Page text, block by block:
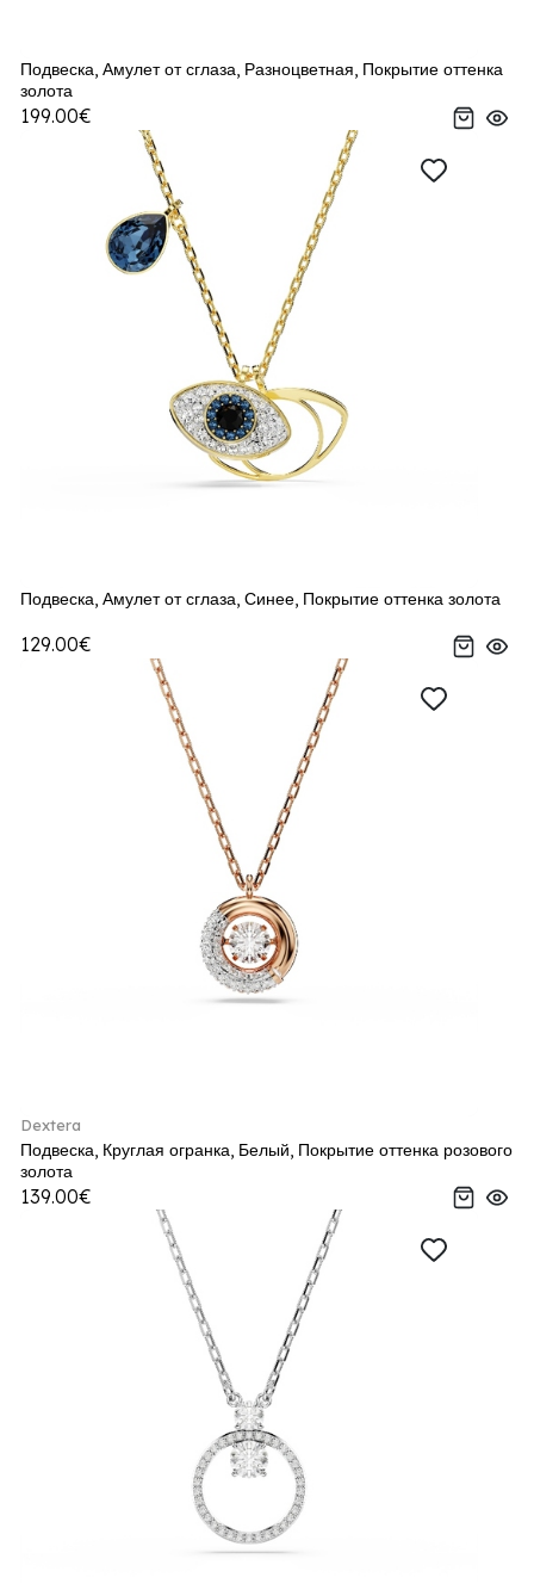
Подвеска, Амулет от сглаза, Разноцветная, Покрытие оттенка
золота
199.00€
Подвеска, Амулет от сглаза, Синее, Покрытие оттенка золота
129.00€
Dextera
Подвеска, Круглая огранка, Белый, Покрытие оттенка розового
золота
139.00€